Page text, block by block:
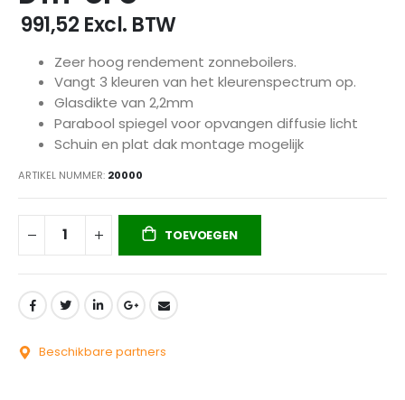
van
de
afbeeldingen-
gallerij
€ 991,52 Excl. BTW
Zeer hoog rendement zonneboilers.
Vangt 3 kleuren van het kleurenspectrum op.
Glasdikte van 2,2mm
Parabool spiegel voor opvangen diffusie licht
Schuin en plat dak montage mogelijk
ARTIKEL NUMMER 20000
TOEVOEGEN
Beschikbare partners